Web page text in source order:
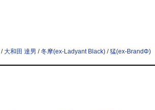
/大和田 達男 /冬摩(ex-Ladyant Black) /猛(ex-BrandΦ)